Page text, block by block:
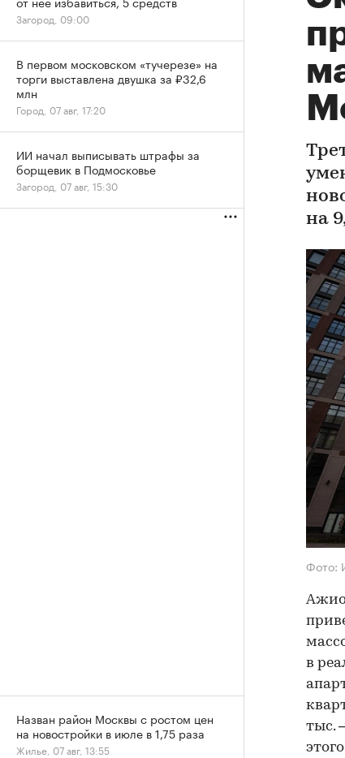
на
Фото:
в
тыс.
Загород, 09:00
В первом московском «тучерезе» на
торги выставлена двушка за ₽32,6
млн
Город, 07 авг, 17:20
ИИ начал выписывать штрафы за
борщевик в Подмосковье
Загород, 07 авг, 15:30
Назван район Москвы с ростом цен
на новостройки в июле в 1,75 раза
Жилье, 07 авг, 13:55